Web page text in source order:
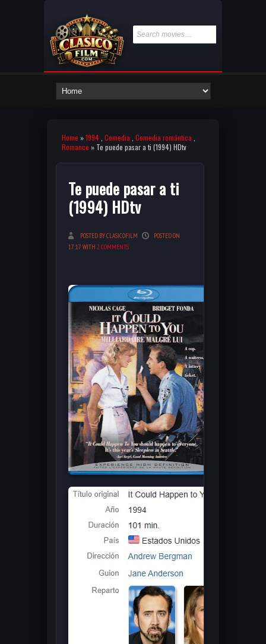
Home »1994 Comedia Comedia romántica
Romance » Te puede pasar a ti (1994) HDtv
Te puede pasar a ti
(1994) HDtv
POSTED BY CLASICOFILM
POSTED ON
17:17 WITH 2 COMMENTS